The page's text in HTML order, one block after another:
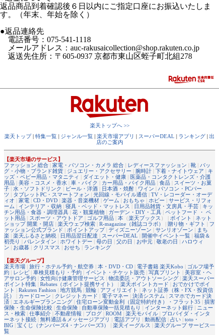
返品商品到着確認後６日以内にご指定口座にお振込いたしま
す。（年末、年始を除く）
●返品連絡先
電話番号：075-541-1118
メールアドレス：auc-rakusaicollection@shop.rakuten.co.jp
返送先住所：〒605-0937 京都市東山区蛭子町北組278
楽天トップへ >>
楽天トップ
特集一覧 ジャンル一覧 楽天市場アプリ スーパーDEAL ランキング
出
店のご案内
【楽天市場のサービス】
ファッション 総合
家電・パソコン・カメラ 総合 レディースファッション 靴
バッ
グ・小物・ブランド雑貨
ジュエリー・アクセサリー 腕時計 下着・ナイトウェア
キ
ッズ・ベビー用品・マタニティ
ダイエット・健康
医薬品・コンタクトレンズ・介護
用品
美容・コスメ・香水 車・バイク カー用品・バイク用品 食品
スイーツ・お菓
子
水・ソフトドリンク ビール・洋酒 日本酒・焼酎 ワイン
パソコン・PCパー
ツ
タブレットPC・スマートフォン 光回線・モバイル通信
TV・レコーダー・オーデ
ィオ
家電 CD・DVD 楽器・音楽機材 ゲーム おもちゃ ホビー
サービス・リフォ
ーム
インテリア・収納 寝具・ベッド・マットレス 日用品雑貨・文房具・手芸
キッ
チン用品・食器・調理器具
花・観葉植物 ガーデン・DIY・工具
ペットフード ・ ペ
ット用品
スポーツ・アウトドア ゴルフ用品 本 （楽天ブックス ） | ポイント
ネット
ショップ 開業・開店
楽天ウェブ検索 R-magazine（雑誌コラボ） 贈り物・ギフト
フ
ァッション公式ブランド
ポイントアップ ディズニーゾーン サンリオゾーン
まち
楽
楽天ふるさと納税 日用品翌日配達 スーパーDEAL 開催中イベント一覧
福袋＆
初売り
バレンタイン ホワイトデー 母の日 父の日 お中元 敬老の日
ハロウィ
ン
お歳暮 クリスマス おせち ランキング
【楽天グループ】
楽天市場
旅行・ホテル予約・航空券 本・DVD・CD 電子書籍 楽天Kobo
ゴルフ場予
約
レシピ 車検見積もり・予約 イベント・チケット販売 写真プリント
美容室・ヘ
アサロン予約
女性向け健康管理サービス 物流委託・アウトソーシング
楽天スーパー
ポイント特集
Rebates（ポイント提携サイト） 楽天ポイントカード
おでかけでポイ
ント
Rakuten Fashion 地方競馬 競輪 アフィリエイト
ネット証券（株・FX・投資信
託）
カードローン クレジットカード 電子マネー 決済システム
スマホでカード決
済
エネルギープランニング 住宅ローン変動金利（固定特約付き）・フラット35
損害
保険・生命保険比較
生命保険 自動車保険一括見積もり インターネット銀行
ニュー
ス・検索
仕事紹介 不動産情報 ブログ ROOM 楽天モバイル
プロバイダ・インタ
ーネット接続
無料通話＆メッセージアプリ 電話アプリ 動画配信 占い
toto・
BIG
宝くじ（ナンバーズ4・ナンバーズ3） 楽天イーグルス
楽天グループ サービス一
覧